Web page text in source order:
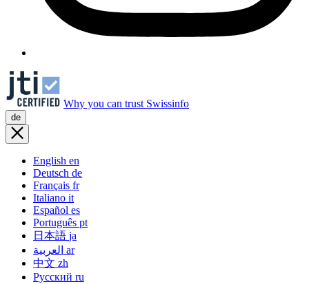
Why you can trust Swissinfo
de
English en
Deutsch de
Français fr
Italiano it
Español es
Português pt
日本語 ja
ar
中文 zh
Русский ru